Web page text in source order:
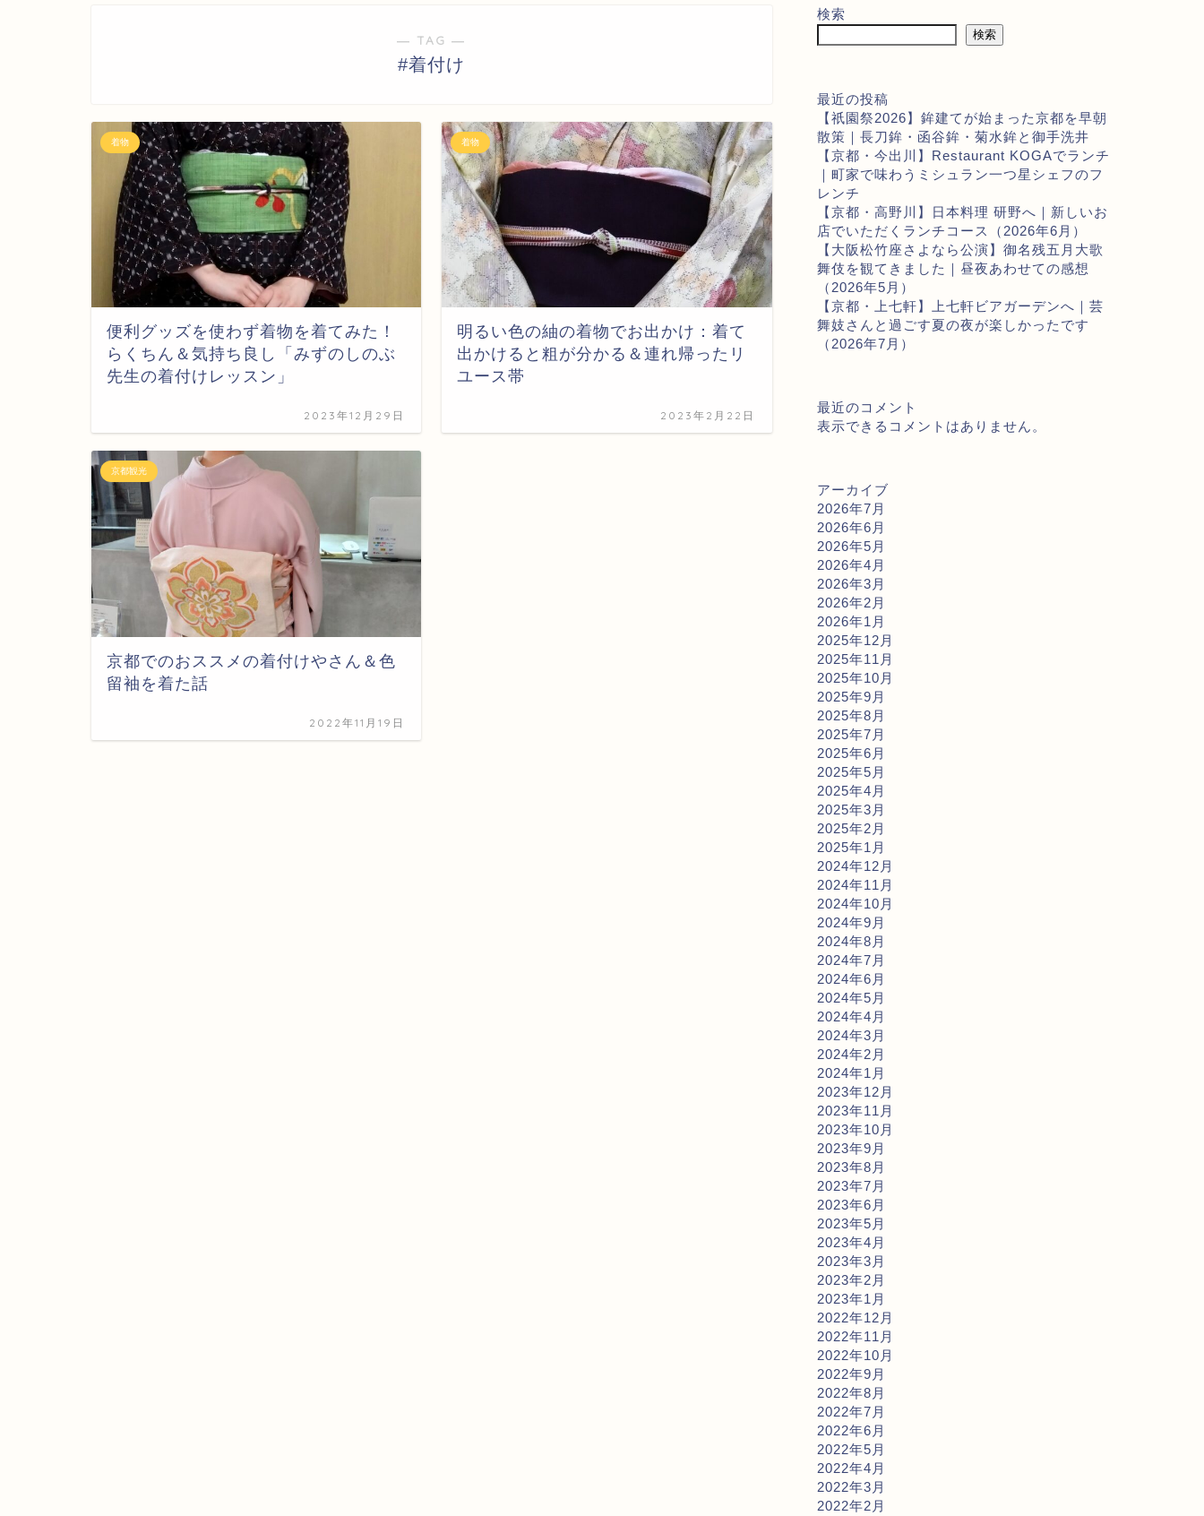
― TAG ―
#着付け
着物
便利グッズを使わず着物を着てみた！
らくちん＆気持ち良し「みずのしのぶ
先生の着付けレッスン」
2023年12月29日
着物
明るい色の紬の着物でお出かけ：着て
出かけると粗が分かる＆連れ帰ったリ
ユース帯
2023年2月22日
京都観光
京都でのおススメの着付けやさん＆色
留袖を着た話
2022年11月19日
検索
検索
最近の投稿
【祇園祭2026】鉾建てが始まった京都を早朝
散策｜長刀鉾・函谷鉾・菊水鉾と御手洗井
【京都・今出川】Restaurant KOGAでランチ
｜町家で味わうミシュラン一つ星シェフのフ
レンチ
【京都・高野川】日本料理 研野へ｜新しいお
店でいただくランチコース（2026年6月）
【大阪松竹座さよなら公演】御名残五月大歌
舞伎を観てきました｜昼夜あわせての感想
（2026年5月）
【京都・上七軒】上七軒ビアガーデンへ｜芸
舞妓さんと過ごす夏の夜が楽しかったです
（2026年7月）
最近のコメント
表示できるコメントはありません。
アーカイブ
2026年7月
2026年6月
2026年5月
2026年4月
2026年3月
2026年2月
2026年1月
2025年12月
2025年11月
2025年10月
2025年9月
2025年8月
2025年7月
2025年6月
2025年5月
2025年4月
2025年3月
2025年2月
2025年1月
2024年12月
2024年11月
2024年10月
2024年9月
2024年8月
2024年7月
2024年6月
2024年5月
2024年4月
2024年3月
2024年2月
2024年1月
2023年12月
2023年11月
2023年10月
2023年9月
2023年8月
2023年7月
2023年6月
2023年5月
2023年4月
2023年3月
2023年2月
2023年1月
2022年12月
2022年11月
2022年10月
2022年9月
2022年8月
2022年7月
2022年6月
2022年5月
2022年4月
2022年3月
2022年2月